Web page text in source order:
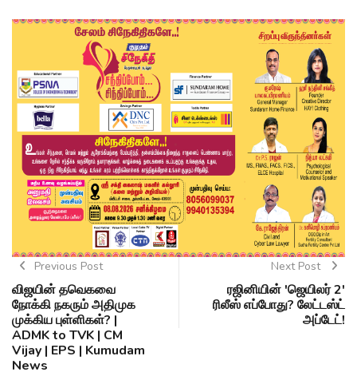
Previous Post
விஜயின் தவெகவை
நோக்கி நகரும் அதிமுக
முக்கிய புள்ளிகள்? |
ADMK to TVK | CM
Vijay | EPS | Kumudam
News
Next Post
ரஜினியின் 'ஜெயிலர் 2'
ரிலீஸ் எப்போது? லேட்டஸ்ட்
அப்டேட்!